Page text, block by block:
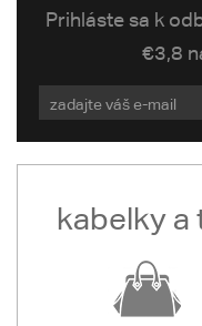
Prihláste sa k
€3,8
kabelky